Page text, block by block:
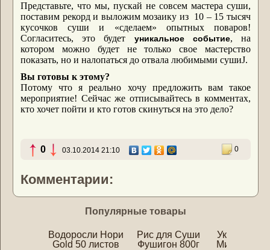
Представьте, что мы, пускай не совсем мастера суши,
поставим рекорд и выложим мозаику из 10 – 15 тысяч
кусочков суши и «сделаем» опытных поваров!
Согласитесь, это будет уникальное событие, на
котором можно будет не только свое мастерство
показать, но и налопаться до отвала любимыми сушиJ.
Вы готовы к этому?
Потому что я реально хочу предложить вам такое
мероприятие! Сейчас же отписывайтесь в комментах,
кто хочет пойти и кто готов скинуться на это дело?
0 03.10.2014 21:10 0
Комментарии:
Популярные товары
Водоросли Нори
Gold 50 листов
Рис для Суши
Фушигон 800г
Уксус для
Мицукан